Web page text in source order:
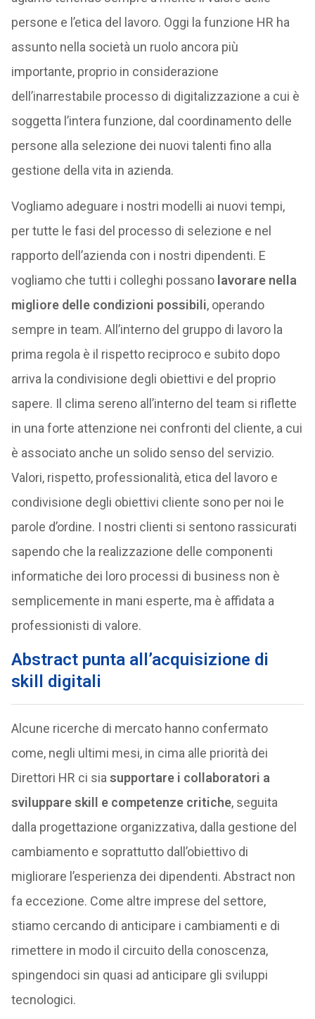
persone e l’etica del lavoro. Oggi la funzione HR ha
assunto nella società un ruolo ancora più
importante, proprio in considerazione
dell’inarrestabile processo di digitalizzazione a cui è
soggetta l’intera funzione, dal coordinamento delle
persone alla selezione dei nuovi talenti fino alla
gestione della vita in azienda.
Vogliamo adeguare i nostri modelli ai nuovi tempi,
per tutte le fasi del processo di selezione e nel
rapporto dell’azienda con i nostri dipendenti. E
vogliamo che tutti i colleghi possano lavorare nella
migliore delle condizioni possibili, operando
sempre in team. All’interno del gruppo di lavoro la
prima regola è il rispetto reciproco e subito dopo
arriva la condivisione degli obiettivi e del proprio
sapere. Il clima sereno all’interno del team si riflette
in una forte attenzione nei confronti del cliente, a cui
è associato anche un solido senso del servizio.
Valori, rispetto, professionalità, etica del lavoro e
condivisione degli obiettivi cliente sono per noi le
parole d’ordine. I nostri clienti si sentono rassicurati
sapendo che la realizzazione delle componenti
informatiche dei loro processi di business non è
semplicemente in mani esperte, ma è affidata a
professionisti di valore.
Abstract punta all’acquisizione di
skill digitali
Alcune ricerche di mercato hanno confermato
come, negli ultimi mesi, in cima alle priorità dei
Direttori HR ci sia supportare i collaboratori a
sviluppare skill e competenze critiche, seguita
dalla progettazione organizzativa, dalla gestione del
cambiamento e soprattutto dall’obiettivo di
migliorare l’esperienza dei dipendenti. Abstract non
fa eccezione. Come altre imprese del settore,
stiamo cercando di anticipare i cambiamenti e di
rimettere in modo il circuito della conoscenza,
spingendoci sin quasi ad anticipare gli sviluppi
tecnologici.